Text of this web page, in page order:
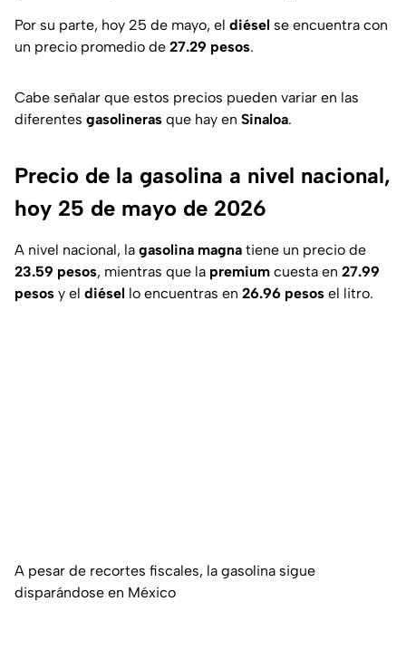
Por su parte, hoy 25 de mayo, el diésel se encuentra con
un precio promedio de 27.29 pesos.
Cabe señalar que estos precios pueden variar en las
diferentes gasolineras que hay en Sinaloa.
Precio de la gasolina a nivel nacional,
hoy 25 de mayo de 2026
A nivel nacional, la gasolina magna tiene un precio de
23.59 pesos, mientras que la premium cuesta en 27.99
pesos y el diésel lo encuentras en 26.96 pesos el litro.
A pesar de recortes fiscales, la gasolina sigue
disparándose en México